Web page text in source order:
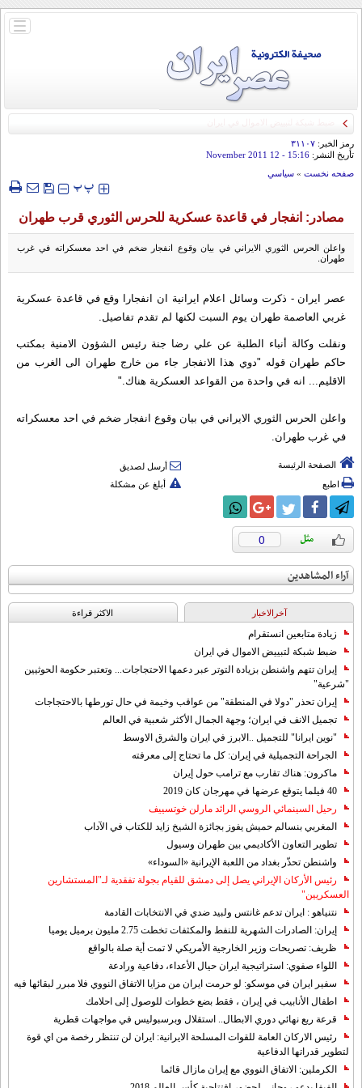
باز
رمز الخبر: ۳۱۱۰۷
تأريخ النشر: 15:16
- 12 November 2011
صفحه نخست » سياسي
‍‍‍ پپ
مصادر: انفجار في قاعدة عسكرية للحرس الثوري قرب طهران
واعلن الحرس الثوري الایراني في بیان وقوع انفجار ضخم في احد معسکراته في غرب
طهران.
عصر ایران - ذكرت وسائل اعلام ايرانية ان انفجارا وقع في قاعدة عسكرية
غربي العاصمة طهران يوم السبت لكنها لم تقدم تفاصيل.
ونقلت وكالة أنباء الطلبة عن علي رضا جنة رئيس الشؤون الامنية بمكتب
حاكم طهران قوله "دوي هذا الانفجار جاء من خارج طهران الى الغرب من
الاقليم... انه في واحدة من القواعد العسكرية هناك."
واعلن الحرس الثوري الایراني في بیان وقوع انفجار ضخم في احد معسکراته
في غرب طهران.
الصفحة الرئيسة
أرسل لصديق
اطبع
أبلغ عن مشكلة
0
آراء المشاهدين
آخرالاخبار الاکثر قراءة
زيادة متابعين انستقرام
ضبط شبكة لتبييض الاموال في ايران
إيران تتهم واشنطن بزيادة التوتر عبر دعمها الاحتجاجات... وتعتبر حكومة الحوثيين
"شرعية"
إيران تحذر "دولا في المنطقة" من عواقب وخيمة في حال تورطها بالاحتجاجات
تجميل الانف في ايران؛ وجهة الجمال الأكثر شعبية في العالم
"نوين ايرانا" للتجميل ..الابرز في ايران والشرق الاوسط
الجراحة التجميلية في إيران: كل ما تحتاج إلى معرفته
ماكرون: هناك تقارب مع ترامب حول إيران
40 فيلما يتوقع عرضها في مهرجان كان 2019
رحيل السينمائي الروسي الرائد مارلن خوتسييف
المغربي بنسالم حميش يفوز بجائزة الشيخ زايد للكتاب في الآداب
تطوير التعاون الأكاديمي بين طهران وسيول
واشنطن تحذّر بغداد من اللعبة الإيرانية «السوداء»
رئيس الأركان الإيراني يصل إلى دمشق للقيام بجولة تفقدية لـ"المستشارين
العسكريين"
نتنياهو : ايران تدعم غانتس ولبيد ضدي في الانتخابات القادمة
إيران: الصادرات الشهریة للنفط والمكثفات تخطت 2.75 مليون برميل يوميا
ظريف: تصريحات وزير الخارجية الأمريكي لا تمت أية صلة بالواقع
اللواء صفوي: استراتيجية ايران حيال الأعداء، دفاعية ورادعة
سفير ايران في موسكو: لو حرمت ايران من مزايا الاتفاق النووي فلا مبرر لبقائها فيه
اطفال الأنابيب في إيران ، فقط بضع خطوات للوصول إلى احلامك
قرعة ربع نهائي دوري الابطال.. استقلال وبرسبوليس في مواجهات قطرية
رئيس الاركان العامة للقوات المسلحة الايرانية: ايران لن تنتظر رخصة من اي قوة
لتطوير قدراتها الدفاعية
الكرملين: الاتفاق النووي مع إيران مازال قائما